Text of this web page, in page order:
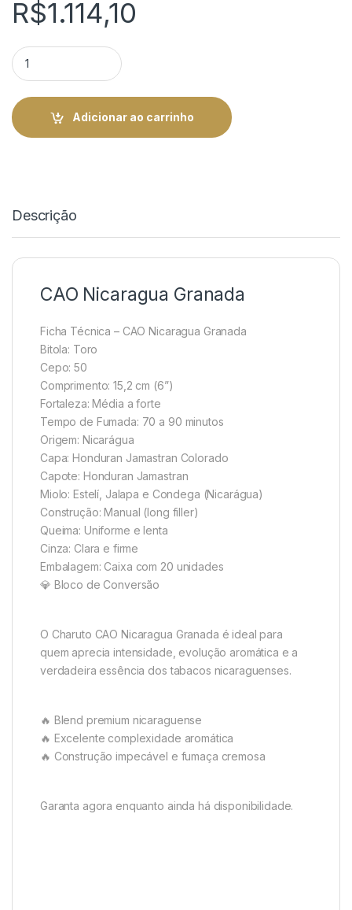
R$1.114,10
CAO Nicaragua Granada quantity
Adicionar ao carrinho
Descrição
CAO Nicaragua Granada
Ficha Técnica – CAO Nicaragua Granada
Bitola: Toro
Cepo: 50
Comprimento: 15,2 cm (6”)
Fortaleza: Média a forte
Tempo de Fumada: 70 a 90 minutos
Origem: Nicarágua
Capa: Honduran Jamastran Colorado
Capote: Honduran Jamastran
Miolo: Estelí, Jalapa e Condega (Nicarágua)
Construção: Manual (long filler)
Queima: Uniforme e lenta
Cinza: Clara e firme
Embalagem: Caixa com 20 unidades
💎 Bloco de Conversão
O Charuto CAO Nicaragua Granada é ideal para
quem aprecia intensidade, evolução aromática e a
verdadeira essência dos tabacos nicaraguenses.
🔥 Blend premium nicaraguense
🔥 Excelente complexidade aromática
🔥 Construção impecável e fumaça cremosa
Garanta agora enquanto ainda há disponibilidade.